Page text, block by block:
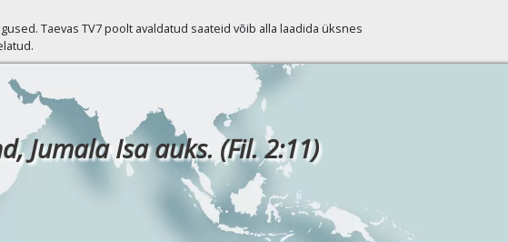
Taevas TV7 poolt avaldatud saateid võib alla laadida üksnes
Jumala Isa auks. (Fil. 2:11)